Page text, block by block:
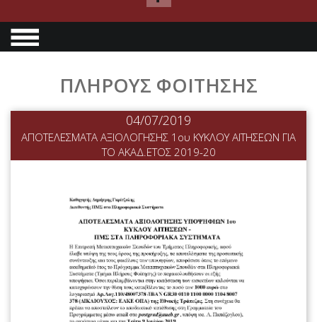
ΠΛΗΡΟΦΟΡΙΕΣ
ΣΠΟΥΔΩΝ
ΥΠΟΨΗΦΙΟΙ
ΔΙΔΑΚΤΟΡΙΚΟ
ΠΛΗΡΟΥΣ ΦΟΙΤΗΣΗΣ
04/07/2019
ΑΠΟΤΕΛΕΣΜΑΤΑ ΑΞΙΟΛΟΓΗΣΗΣ 1ου ΚΥΚΛΟΥ ΑΙΤΗΣΕΩΝ ΓΙΑ
ΤΟ ΑΚΑΔ.ΕΤΟΣ 2019-20